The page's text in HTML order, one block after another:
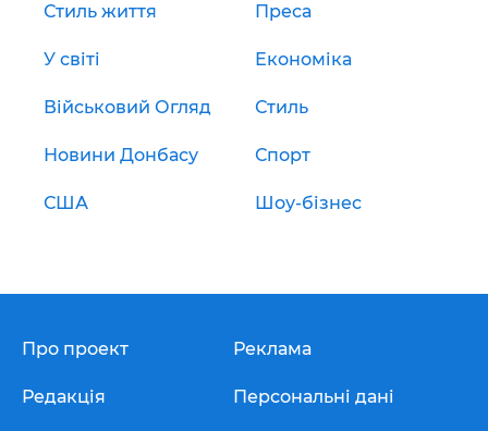
Стиль життя Преса
У світі Економіка
Військовий Огляд Стиль
Новини Донбасу Спорт
США Шоу-бізнес
Про проект
Редакція
Реклама
Персональні дані